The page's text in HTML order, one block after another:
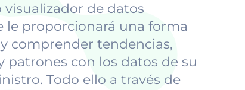
visualizador de datos
le proporcionará una forma
comprender tendencias,
patrones con los datos de su
Todo ello a través de